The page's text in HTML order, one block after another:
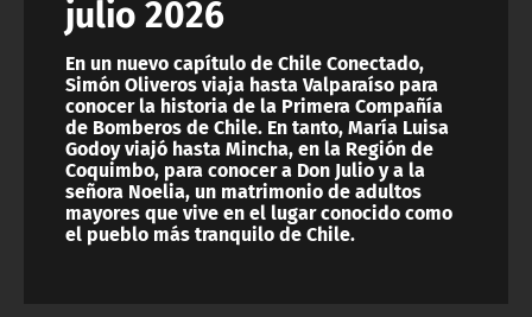
CANAL DE DENUNCIAS
ÁREA DE PROYECTOS
julio 2026
En un nuevo capítulo de Chile Conectado,
Simón Oliveros viaja hasta Valparaíso para
conocer la historia de la Primera Compañía
de Bomberos de Chile. En tanto, María Luisa
Godoy viajó hasta Mincha, en la Región de
Coquimbo, para conocer a Don Julio y a la
señora Noelia, un matrimonio de adultos
mayores que vive en el lugar conocido como
el pueblo más tranquilo de Chile.